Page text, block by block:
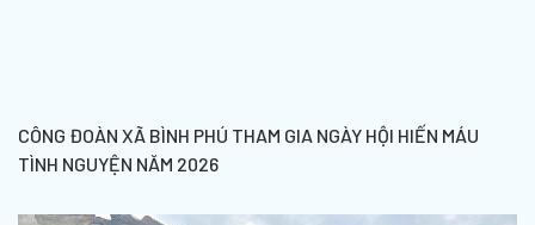
CÔNG ĐOÀN XÃ BÌNH PHÚ THAM GIA NGÀY HỘI HIẾN MÁU
TÌNH NGUYỆN NĂM 2026